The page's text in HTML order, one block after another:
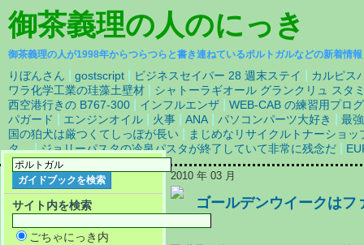
御茶義理の人のにっき
御茶義理の人が1998年からつらつらと書き連ねているポルトガルなどの新着情報
りぼんさん gostscript ビジネスセイバー 28 週末ステイ
カルピス
ワラ化学工業の珪藻土壁材
シャトーラギオール グランクリュ スタ
西空港行きの B767-300
インフルエンザ
WEB-CAB の練習用プロ
パガード
エンジンオイル 火事 ANA パソコンパーツ大好き
最
国の狛犬は厳つくてしっぽが長い
まじめなリサイクルトナーショ
タ。 |ジョリーパスタの冷泉パスタが終了していて非常に残念だ
2010 年 03 月
ゴールデンウイークは
で
サイト内を検索
ごちゃにっき内